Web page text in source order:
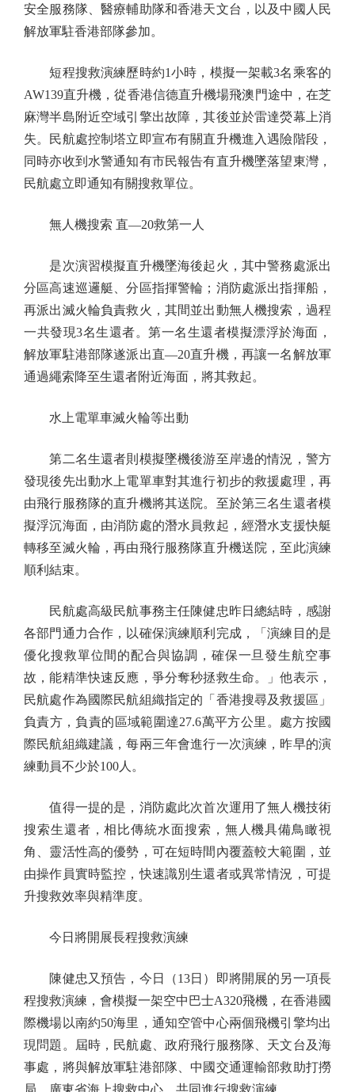
安全服務隊、醫療輔助隊和香港天文台，以及中國人民
解放軍駐香港部隊參加。
短程搜救演練歷時約1小時，模擬一架載3名乘客的
AW139直升機，從香港信德直升機場飛澳門途中，在芝
麻灣半島附近空域引擎出故障，其後並於雷達熒幕上消
失。民航處控制塔立即宣布有關直升機進入遇險階段，
同時亦收到水警通知有市民報告有直升機墜落望東灣，
民航處立即通知有關搜救單位。
無人機搜索 直—20救第一人
是次演習模擬直升機墜海後起火，其中警務處派出
分區高速巡邏艇、分區指揮警輪；消防處派出指揮船，
再派出滅火輪負責救火，其間並出動無人機搜索，過程
一共發現3名生還者。第一名生還者模擬漂浮於海面，
解放軍駐港部隊遂派出直—20直升機，再讓一名解放軍
通過繩索降至生還者附近海面，將其救起。
水上電單車滅火輪等出動
第二名生還者則模擬墜機後游至岸邊的情況，警方
發現後先出動水上電單車對其進行初步的救援處理，再
由飛行服務隊的直升機將其送院。至於第三名生還者模
擬浮沉海面，由消防處的潛水員救起，經潛水支援快艇
轉移至滅火輪，再由飛行服務隊直升機送院，至此演練
順利結束。
民航處高級民航事務主任陳健忠昨日總結時，感謝
各部門通力合作，以確保演練順利完成，「演練目的是
優化搜救單位間的配合與協調，確保一旦發生航空事
故，能精準快速反應，爭分奪秒拯救生命。」他表示，
民航處作為國際民航組織指定的「香港搜尋及救援區」
負責方，負責的區域範圍達27.6萬平方公里。處方按國
際民航組織建議，每兩三年會進行一次演練，昨早的演
練動員不少於100人。
值得一提的是，消防處此次首次運用了無人機技術
搜索生還者，相比傳統水面搜索，無人機具備鳥瞰視
角、靈活性高的優勢，可在短時間內覆蓋較大範圍，並
由操作員實時監控，快速識別生還者或異常情況，可提
升搜救效率與精準度。
今日將開展長程搜救演練
陳健忠又預告，今日（13日）即將開展的另一項長
程搜救演練，會模擬一架空中巴士A320飛機，在香港國
際機場以南約50海里，通知空管中心兩個飛機引擎均出
現問題。屆時，民航處、政府飛行服務隊、天文台及海
事處，將與解放軍駐港部隊、中國交通運輸部救助打撈
局、廣東省海上搜救中心，共同進行搜救演練。